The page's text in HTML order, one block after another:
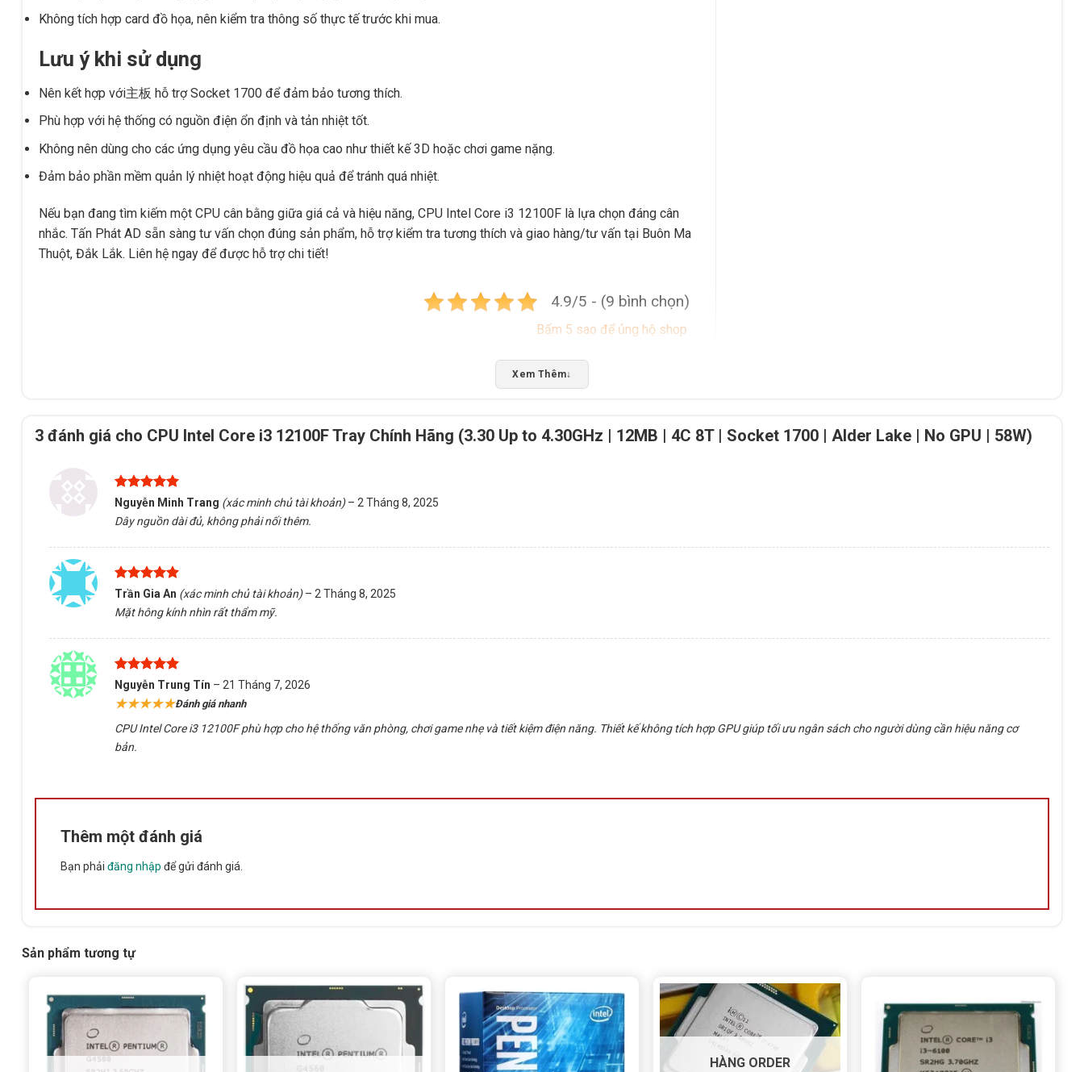
Không tích hợp card đồ họa, nên kiểm tra thông số thực tế trước khi mua.
Lưu ý khi sử dụng
Nên kết hợp với主板 hỗ trợ Socket 1700 để đảm bảo tương thích.
Phù hợp với hệ thống có nguồn điện ổn định và tản nhiệt tốt.
Không nên dùng cho các ứng dụng yêu cầu đồ họa cao như thiết kế 3D hoặc chơi game nặng.
Đảm bảo phần mềm quản lý nhiệt hoạt động hiệu quả để tránh quá nhiệt.
Nếu bạn đang tìm kiếm một CPU cân bằng giữa giá cả và hiệu năng, CPU Intel Core i3 12100F là lựa chọn đáng cân
nhắc. Tấn Phát AD sẵn sàng tư vấn chọn đúng sản phẩm, hỗ trợ kiểm tra tương thích và giao hàng/tư vấn tại Buôn Ma
Thuột, Đắk Lắk. Liên hệ ngay để được hỗ trợ chi tiết!
4.9/5 - (9 bình chọn)
Bấm 5 sao để ủng hộ shop
Xem Thêm↓
3 đánh giá cho CPU Intel Core i3 12100F Tray Chính Hãng (3.30 Up to 4.30GHz | 12MB | 4C 8T | Socket 1700 | Alder Lake | No GPU | 58W)
Được xếp
hạng
5
sao
Nguyễn Minh Trang (xác minh chủ tài khoản) – 2 Tháng 8, 2025
Dây nguồn dài đủ, không phải nối thêm.
Được xếp
sao
Trần Gia An (xác minh chủ tài khoản) – 2 Tháng 8, 2025
Mặt hông kính nhìn rất thẩm mỹ.
Được xếp
hạng 5
5
sao
Nguyễn Trung Tín – 21 Tháng 7, 2026
★★★★★Đánh giá nhanh
CPU Intel Core i3 12100F phù hợp cho hệ thống văn phòng, chơi game nhẹ và tiết kiệm điện năng. Thiết kế không tích hợp GPU giúp tối ưu ngân sách cho người dùng cần hiệu năng cơ
bản.
Thêm một đánh giá
Bạn phải đăng nhập để gửi đánh giá.
Sản phẩm tương tự
HÀNG ORDER